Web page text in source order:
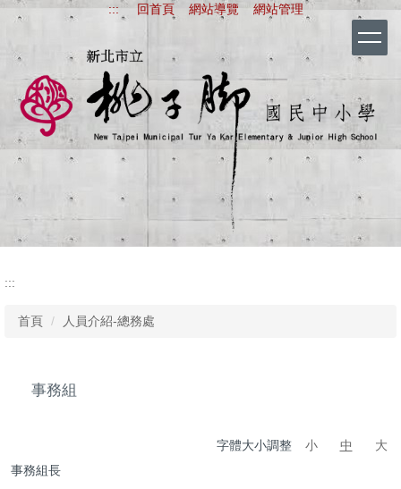
跳
主
容
::: 回首頁 網站導覽 網站管理
新北市立桃子腳
:::
首頁 人員介紹-總務處
事務組
字體大小調整 小 中
大
事務組長